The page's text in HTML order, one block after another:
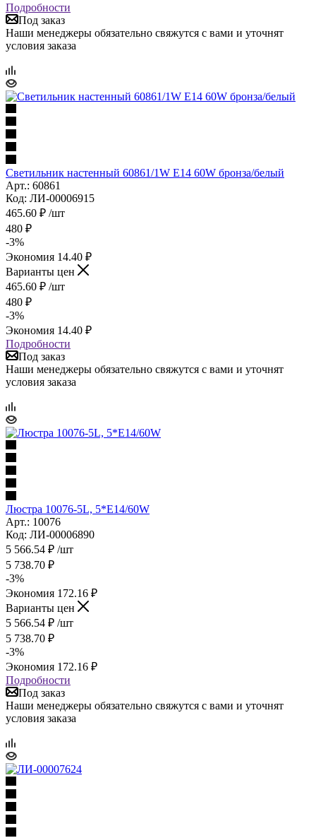
Подробности
Под заказ
Наши менеджеры обязательно свяжутся с вами и уточнят
условия заказа
Светильник настенный 60861/1W E14 60W бронза/белый
Арт.: 60861
Код: ЛИ-00006915
465.60 ₽ /шт
480 ₽
-3%
Экономия 14.40 ₽
Варианты цен
465.60 ₽ /шт
480 ₽
-3%
Экономия 14.40 ₽
Подробности
Под заказ
Наши менеджеры обязательно свяжутся с вами и уточнят
условия заказа
Люстра 10076-5L, 5*Е14/60W
Арт.: 10076
Код: ЛИ-00006890
5 566.54 ₽ /шт
5 738.70 ₽
-3%
Экономия 172.16 ₽
Варианты цен
5 566.54 ₽ /шт
5 738.70 ₽
-3%
Экономия 172.16 ₽
Подробности
Под заказ
Наши менеджеры обязательно свяжутся с вами и уточнят
условия заказа